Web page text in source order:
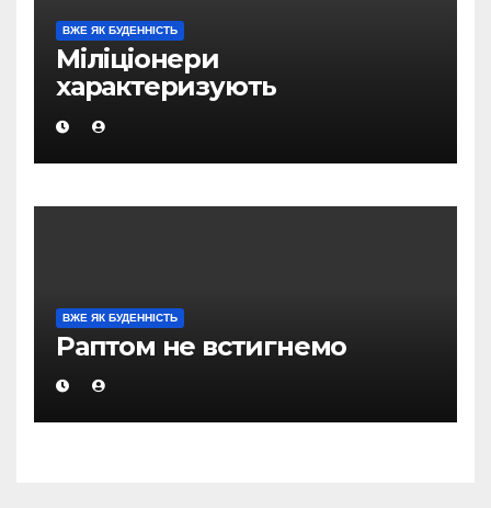
ВЖЕ ЯК БУДЕННІСТЬ
Міліціонери
характеризують
оперативну обстановку в
Магадані, як відносно
стабільну
ВЖЕ ЯК БУДЕННІСТЬ
Раптом не встигнемо